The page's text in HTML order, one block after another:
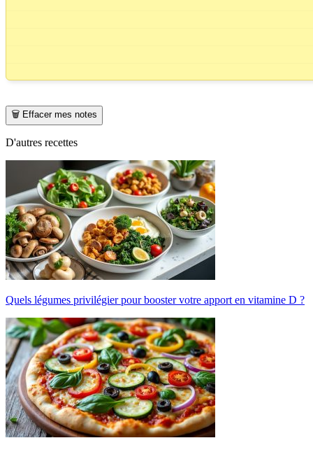
🗑️ Effacer mes notes
D'autres recettes
Quels légumes privilégier pour booster votre apport en vitamine D ?